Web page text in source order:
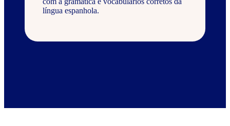
língua espanhola.